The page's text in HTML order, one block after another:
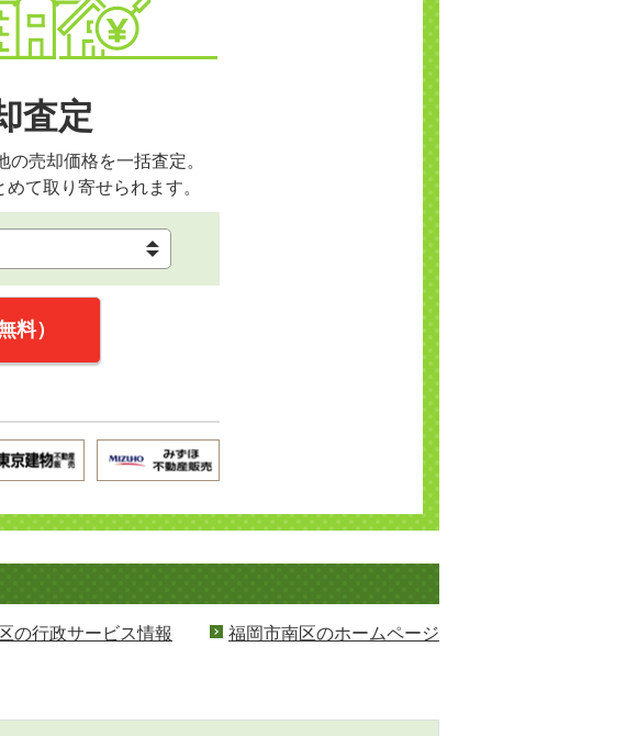
査定
売却価格を一括査定。
て取り寄せられます。
料）
の行政サービス情報 福岡市南区のホームページ